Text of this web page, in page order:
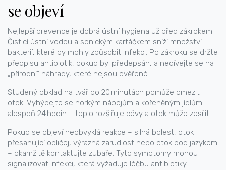
se objeví
Nejlepší prevence je dobrá ústní hygiena už před zákrokem.
Čisticí ústní vodou a sonickým kartáčkem sníží množství
bakterií, které by mohly způsobit infekci. Po zákroku se držte
předpisu antibiotik, pokud byl předepsán, a nedívejte se na
„přírodní“ náhrady, které nejsou ověřené.
Studený obklad na tvář po 20 minutách pomůže omezit
otok. Vyhýbejte se horkým nápojům a kořeněným jídlům
alespoň 24 hodin – teplo rozšiřuje cévy a otok může zesílit.
Pokud se objeví neobvyklá reakce – silná bolest, otok
přesahující obličej, výrazná zarudlost nebo otok pod jazykem
– okamžitě kontaktujte zubaře. Tyto symptomy mohou
signalizovat infekci, která vyžaduje léčbu antibiotiky.